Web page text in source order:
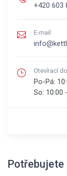
+420 603
E-mail
Otevírací
Po-Pá:
So: 10:00
Potřebujete